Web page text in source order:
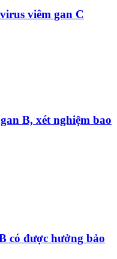
viêm gan C
B, xét nghiệm bao
có được hưởng bảo